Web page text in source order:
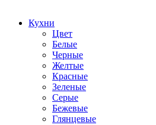
Кухни
Цвет
Белые
Черные
Желтые
Красные
Зеленые
Серые
Бежевые
Глянцевые